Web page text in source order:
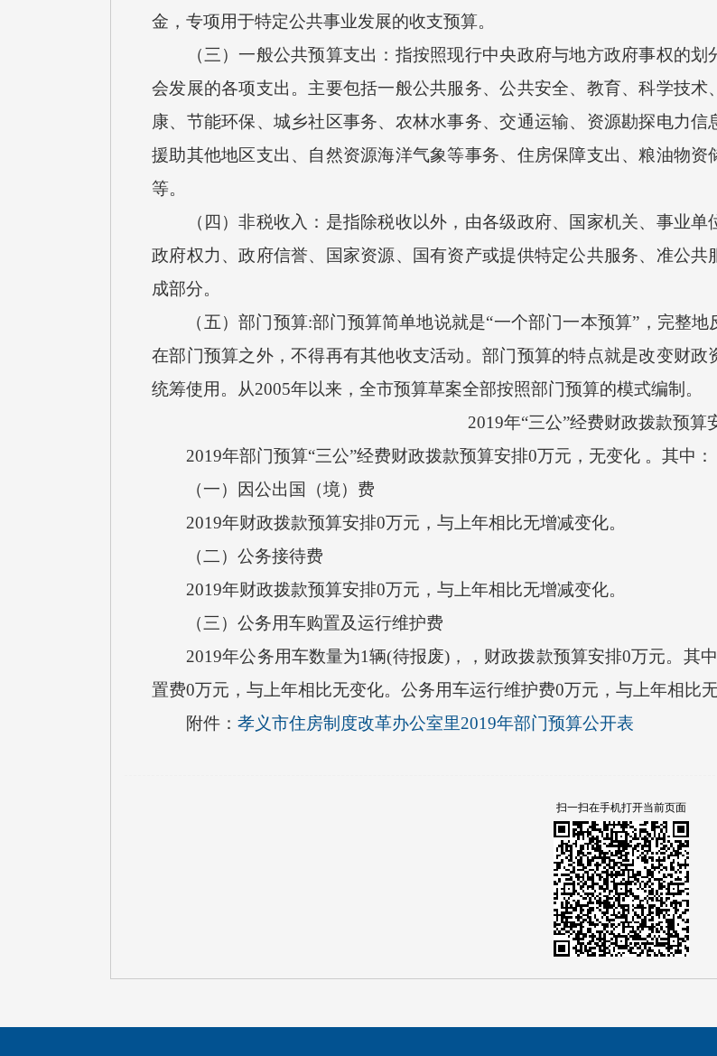
金，专项用于特定公共事业发展的收支预算。
（三）一般公共预算支出：指按照现行中央政府与地方政府事权的划
会发展的各项支出。主要包括一般公共服务、公共安全、教育、科学技
康、节能环保、城乡社区事务、农林水事务、交通运输、资源勘探电力信
援助其他地区支出、自然资源海洋气象等事务、住房保障支出、粮油物
等。
（四）非税收入：是指除税收以外，由各级政府、国家机关、事业单
政府权力、政府信誉、国家资源、国有资产或提供特定公共服务、准公
成部分。
（五）部门预算:部门预算简单地说就是“一个部门一本预算”，完整地
在部门预算之外，不得再有其他收支活动。部门预算的特点就是改变财政
统筹使用。从2005年以来，全市预算草案全部按照部门预算的模式编制。
2019年“三公”经费财政拨款预算
2019年部门预算“三公”经费财政拨款预算安排0万元，无变化 。其中：
（一）因公出国（境）费
2019年财政拨款预算安排0万元，与上年相比无增减变化。
（二）公务接待费
2019年财政拨款预算安排0万元，与上年相比无增减变化。
（三）公务用车购置及运行维护费
2019年公务用车数量为1辆(待报废)，，财政拨款预算安排0万元。其
置费0万元，与上年相比无变化。公务用车运行维护费0万元，与上年相比无
附件： 孝义市住房制度改革办公室里2019年部门预算公开表
扫一扫在手机打开当前页面